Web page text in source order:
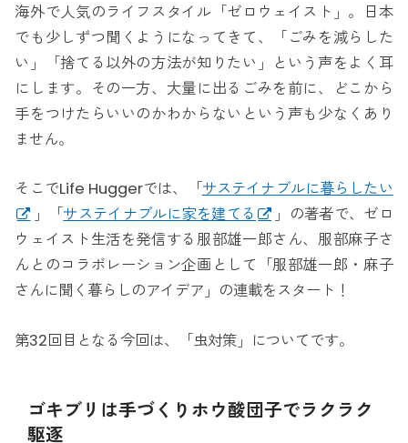
海外で人気のライフスタイル「ゼロウェイスト」。日本
でも少しずつ聞くようになってきて、「ごみを減らした
い」「捨てる以外の方法が知りたい」という声をよく耳
にします。その一方、大量に出るごみを前に、どこから
手をつけたらいいのかわからないという声も少なくあり
ません。
そこでLife Huggerでは、「サステイナブルに暮らしたい
」「サステイナブルに家を建てる
」の著者で、ゼロ
ウェイスト生活を発信する服部雄一郎さん、服部麻子さ
んとのコラボレーション企画として「服部雄一郎・麻子
さんに聞く暮らしのアイデア」の連載をスタート！
第32回目となる今回は、「虫対策」についてです。
ゴキブリは手づくりホウ酸団子でラクラク
駆逐